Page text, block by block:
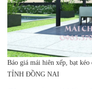
Báo giá mái hiên xếp, bạt
TỈNH ĐỒNG NAI